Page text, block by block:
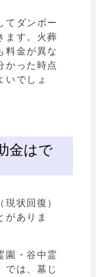
てダンボー
す。 火葬
料金が異な
かった時点
いでしょ
金はで
状回復）
がありま
園・谷中霊
では、墓じ